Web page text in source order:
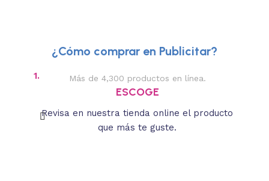
¿Cómo comprar en Publicitar?
1. Más de 4,300 productos en línea.
ESCOGE
Revisa en nuestra tienda online el producto
que más te guste.